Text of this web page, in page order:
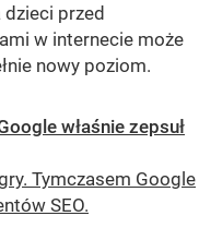
przed
w internecie może
nowy poziom.
właśnie zepsuł
Tymczasem Google
SEO.